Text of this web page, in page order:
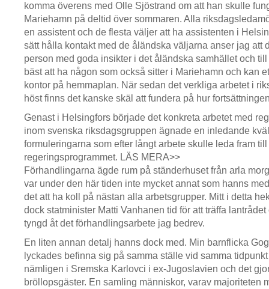
komma överens med Olle Sjöstrand om att han skulle
Mariehamn på deltid över sommaren. Alla
en assistent och de flesta väljer att ha assistenten i
sätt hålla kontakt med de åländska väljarna anser jag att
person med goda insikter i det åländska samhället och
bäst att ha någon som också sitter i Mariehamn och kan
kontor på hemmaplan. När sedan det verkliga arbetet i
höst finns det kanske skäl att fundera på hur
Genast i Helsingfors började det konkreta arbetet med
inom svenska riksdagsgruppen ägnade en inledande
formuleringarna som efter långt arbete skulle leda fram till
regeringsprogrammet. LÄS MERA>>
Förhandlingarna ägde rum på ständerhuset från arla
var under den här tiden inte mycket annat som hanns
det att ha koll på nästan alla arbetsgrupper. Mitt i detta
dock statminister Matti Vanhanen tid för att träffa
tyngd åt det förhandlingsarbete jag bedrev.
En liten annan detalj hanns dock med. Min barnflicka
lyckades befinna sig på samma ställe vid samma
nämligen i Sremska Karlovci i ex-Jugoslavien och det
bröllopsgäster. En samling människor, varav majoriteten